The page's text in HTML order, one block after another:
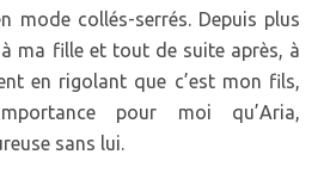
mode collés-serrés. Depuis plus
ma fille et tout de suite après, à
en rigolant que c’est mon fils,
pour moi qu’Aria,
sans lui.